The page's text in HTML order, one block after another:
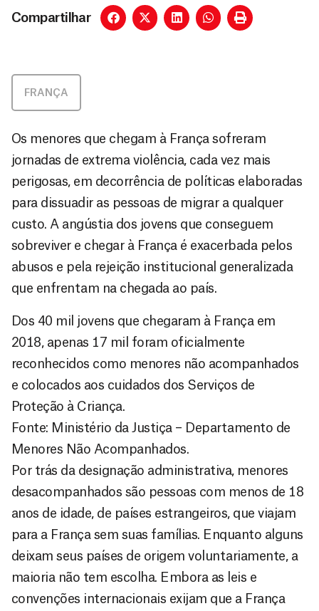
Compartilhar
FRANÇA
Os menores que chegam à França sofreram
jornadas de extrema violência, cada vez mais
perigosas, em decorrência de políticas elaboradas
para dissuadir as pessoas de migrar a qualquer
custo. A angústia dos jovens que conseguem
sobreviver e chegar à França é exacerbada pelos
abusos e pela rejeição institucional generalizada
que enfrentam na chegada ao país.
Dos 40 mil jovens que chegaram à França em
2018, apenas 17 mil foram oficialmente
reconhecidos como menores não acompanhados
e colocados aos cuidados dos Serviços de
Proteção à Criança.
Fonte: Ministério da Justiça – Departamento de
Menores Não Acompanhados.
Por trás da designação administrativa, menores
desacompanhados são pessoas com menos de 18
anos de idade, de países estrangeiros, que viajam
para a França sem suas famílias. Enquanto alguns
deixam seus países de origem voluntariamente, a
maioria não tem escolha. Embora as leis e
convenções internacionais exijam que a França